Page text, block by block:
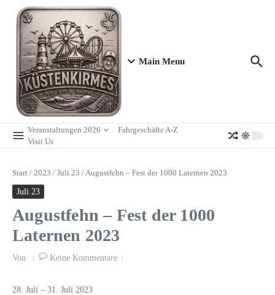
Zum Inhalt springen
Main Menu
Veranstaltungen 2026
Fahrgeschäfte A-Z
Visit Us
Start / 2023 / Juli 23 /Augustfehn – Fest der 1000 Laternen 2023
Juli 23
Augustfehn – Fest der 1000
Laternen 2023
Von Keine Kommentare
28. Juli – 31. Juli 2023